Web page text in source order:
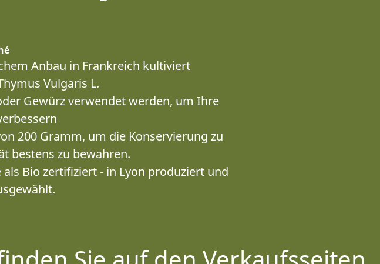
Anbau in Frankreich kultiviert
Vulgaris L.
Gewürz verwendet werden, um Ihre
200 Gramm, um die Konservierung zu
bestens zu bewahren.
Bio zertifiziert - in Lyon produziert und